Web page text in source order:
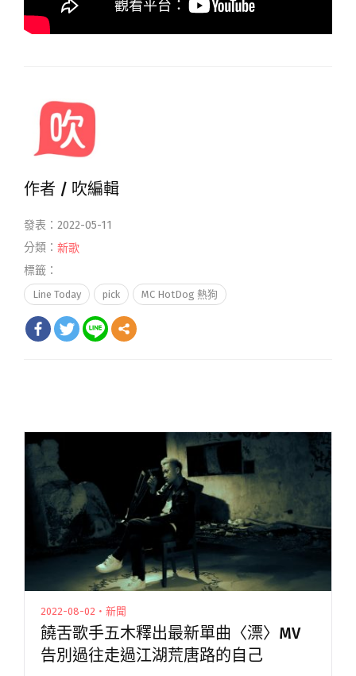
作者 / 吹編輯
發表：2022-05-11
分類： 新歌
標籤：
Line Today pick MC HotDog 熱狗
2022-08-02・新聞
饒舌歌手五木釋出最新單曲〈漂〉MV
告別過往走過江湖荒唐路的自己